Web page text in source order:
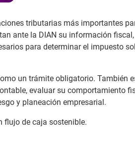
tributarias más importantes
ante la DIAN su información fiscal,
para determinar el impuesto
un trámite obligatorio. También
evaluar su comportamiento
y planeación empresarial.
flujo de caja sostenible.